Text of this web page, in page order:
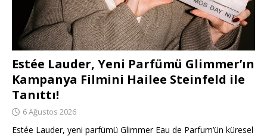
Estée Lauder, Yeni Parfümü Glimmer’ın
Kampanya Filmini Hailee Steinfeld ile
Tanıttı!
6 Ağustos 2026
Estée Lauder, yeni parfümü Glimmer Eau de Parfum’ün küresel